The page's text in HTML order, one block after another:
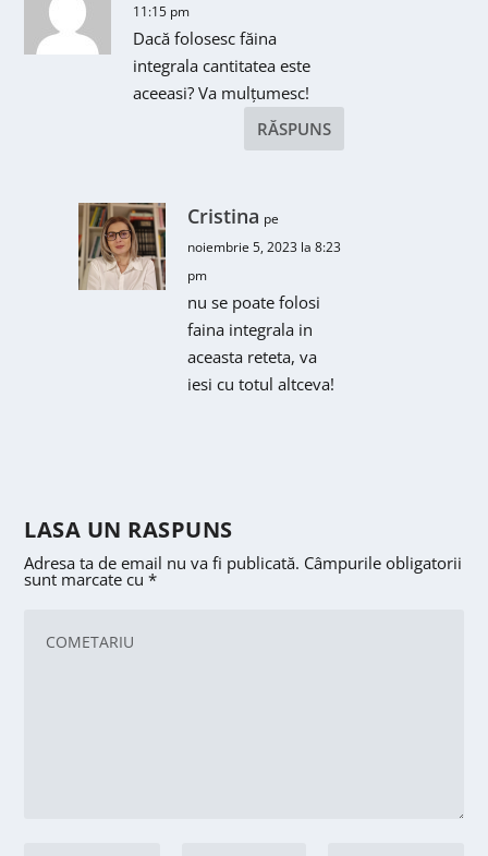
11:15 pm
Dacă folosesc făina
integrala cantitatea este
aceeasi? Va mulțumesc!
RĂSPUNS
Cristina pe
noiembrie 5, 2023 la 8:23
pm
nu se poate folosi
faina integrala in
aceasta reteta, va
iesi cu totul altceva!
LASA UN RASPUNS
Adresa ta de email nu va fi publicată. Câmpurile obligatorii
sunt marcate cu*